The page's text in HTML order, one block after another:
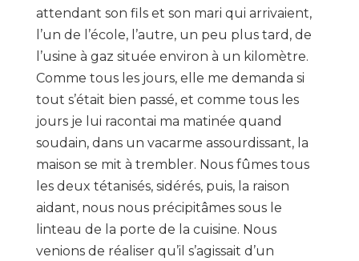
attendant son fils et son mari qui arrivaient,
l’un de l’école, l’autre, un peu plus tard, de
l’usine à gaz située environ à un kilomètre.
Comme tous les jours, elle me demanda si
tout s’était bien passé, et comme tous les
jours je lui racontai ma matinée quand
soudain, dans un vacarme assourdissant, la
maison se mit à trembler. Nous fûmes tous
les deux tétanisés, sidérés, puis, la raison
aidant, nous nous précipitâmes sous le
linteau de la porte de la cuisine. Nous
venions de réaliser qu’il s’agissait d’un